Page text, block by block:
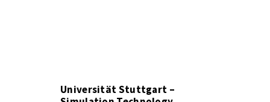
Universität Stuttgart –